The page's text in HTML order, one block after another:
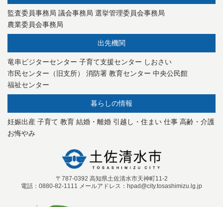
監査委員事務局 議会事務局 選挙管理委員会事務局
農業委員会事務局
出先機関
竜串ビジターセンター 子育て支援センター しおさい
市民センター（旧支所）
消防署 教育センター 中央公民館
福祉センター
暮らしの情報
妊娠出産 子育て 教育 結婚・離婚 引越し・住まい 仕事 高齢・介護
お悔やみ
〒787-0392 高知県土佐清水市天神町11-2
電話：0880-82-1111 メールアドレス：hpad@city.tosashimizu.lg.jp